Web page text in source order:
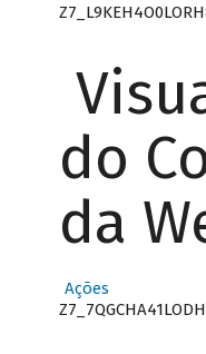
do
da
Ações